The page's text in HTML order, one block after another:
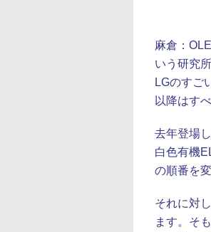
麻倉：
いう研究
LGのすご
以降はす
去年登場
白色有機
の順番を
それに対
ます。そ